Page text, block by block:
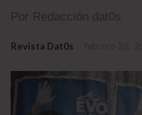
Por Redacción dat0s
Revista Dat0s